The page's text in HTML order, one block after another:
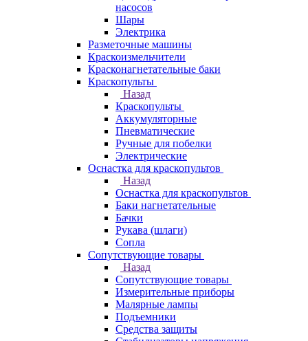
насосов
Шары
Электрика
Разметочные машины
Краскоизмельчители
Красконагнетательные баки
Краскопульты
Назад
Краскопульты
Аккумуляторные
Пневматические
Ручные для побелки
Электрические
Оснастка для краскопультов
Назад
Оснастка для краскопультов
Баки нагнетательные
Бачки
Рукава (шлаги)
Сопла
Сопутствующие товары
Назад
Сопутствующие товары
Измерительные приборы
Малярные лампы
Подъемники
Средства защиты